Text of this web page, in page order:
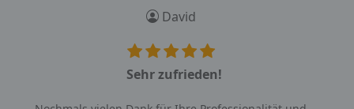
David
Sehr zufrieden!